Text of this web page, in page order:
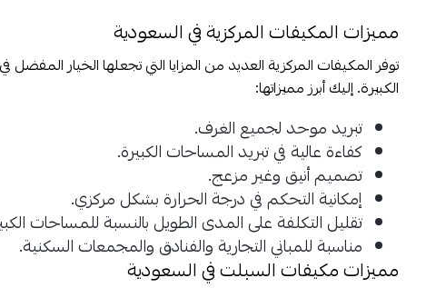
مميزات المكيفات المركزية في السعودية
توفر المكيفات المركزية العديد من المزايا التي تجعلها الخيار
الكبيرة. إليك أبرز مميزاتها:
تبريد موحد لجميع الغرف.
كفاءة عالية في تبريد المساحات الكبيرة.
تصميم أنيق وغير مزعج.
إمكانية التحكم في درجة الحرارة بشكل مركزي.
تقليل التكلفة على المدى الطويل بالنسبة للمساحات
مناسبة للمباني التجارية والفنادق والمجمعات السكنية.
مميزات مكيفات السبلت في السعودية